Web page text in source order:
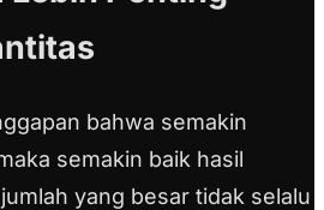
bahwa semakin
semakin baik hasil
yang besar tidak selalu